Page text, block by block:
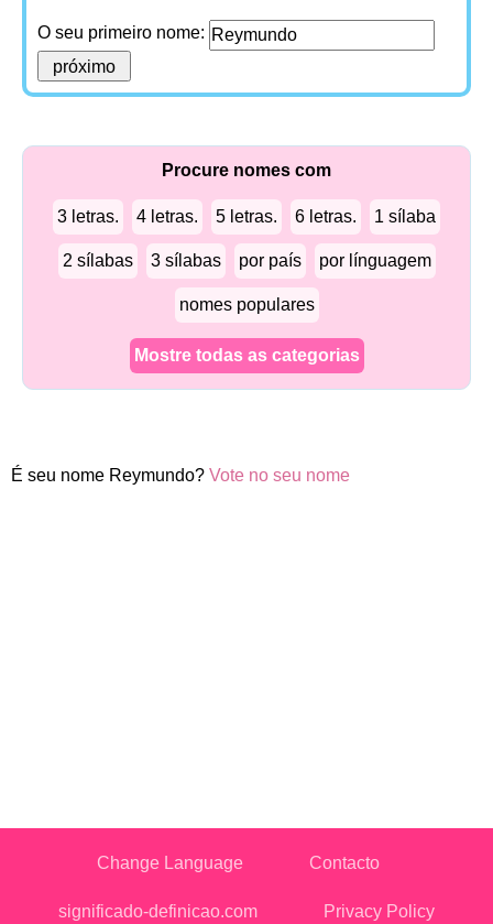
O seu primeiro nome:
Procure nomes com
3 letras. 4 letras. 5 letras. 6 letras. 1 sílaba
2 sílabas 3 sílabas por país por línguagem
nomes populares
Mostre todas as categorias
É seu nome Reymundo? Vote no seu nome
Change Language Contacto
significado-definicao.com Privacy Policy